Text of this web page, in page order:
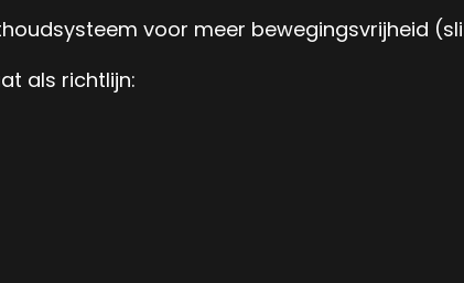
voor meer bewegingsvrijheid
als richtlijn: